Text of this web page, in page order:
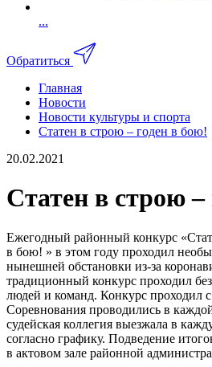
...
Обратиться
Главная
Новости
Новости культуры и спорта
Статен в строю – годен в бою!
20.02.2021
Статен в строю –
Ежегодный районный конкурс
в бою! » в этом году проходил
нынешней обстановки из-за
традиционный конкурс проходил
людей и команд. Конкурс проходил
Соревнования проводились в
судейская коллегия выезжала в
согласно графику. Подведение
в актовом зале районной